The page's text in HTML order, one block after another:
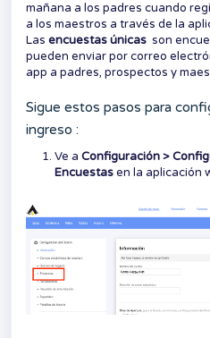
mañana a los padres cuando
a los maestros a través de la
Las encuestas únicas son
pueden enviar por correo
app a padres, prospectos y
Sigue estos pasos para
ingreso :
Ve a Configuración >
Encuestasen la aplicación